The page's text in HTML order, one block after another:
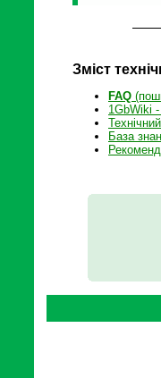
Зміст
FAQ
1GbWiki -
База